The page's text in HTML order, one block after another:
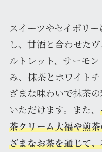
スイーツやセイボリ
し、甘酒と合わせた
ルトレット、サーモ
み、抹茶とホワイト
ざまな味わいで抹茶
いただけます。また、
茶クリーム大福や煎
ざまなお茶を通じて